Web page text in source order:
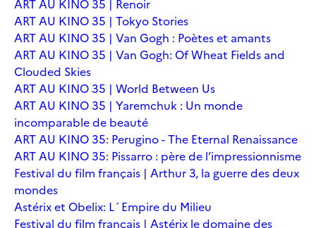
ART AU KINO 35 | Renoir
ART AU KINO 35 | Tokyo Stories
ART AU KINO 35 | Van Gogh : Poètes et amants
ART AU KINO 35 | Van Gogh: Of Wheat Fields and
Clouded Skies
ART AU KINO 35 | World Between Us
ART AU KINO 35 | Yaremchuk : Un monde
incomparable de beauté
ART AU KINO 35: Perugino - The Eternal Renaissance
ART AU KINO 35: Pissarro : père de l’impressionnisme
Festival du film français | Arthur 3, la guerre des deux
mondes
Astérix et Obelix: L´Empire du Milieu
Festival du film français | Astérix le domaine des